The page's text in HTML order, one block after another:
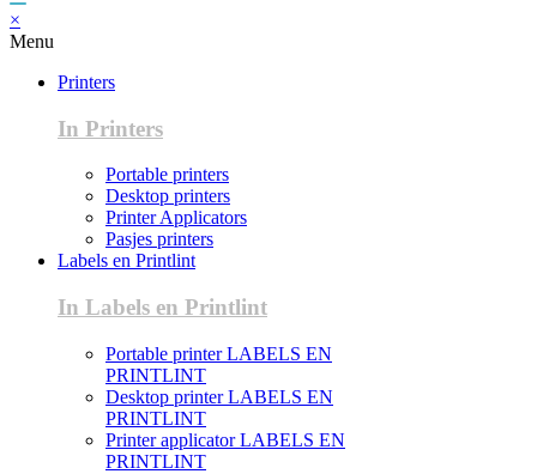
×
Menu
Printers
In Printers
Portable printers
Desktop printers
Printer Applicators
Pasjes printers
Labels en Printlint
In Labels en Printlint
Portable printer LABELS EN
PRINTLINT
Desktop printer LABELS EN
PRINTLINT
Printer applicator LABELS EN
PRINTLINT